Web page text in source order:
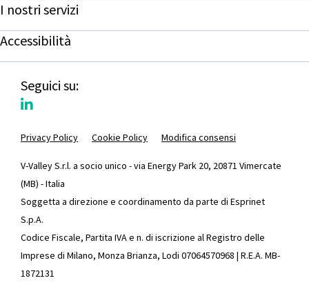
I nostri servizi
Accessibilità
Seguici su:
V-Valley S.r.l. a socio unico - via Energy Park 20, 20871 Vimercate
(MB) - Italia
Soggetta a direzione e coordinamento da parte di Esprinet
S.p.A.
Codice Fiscale, Partita IVA e n. di iscrizione al Registro delle
Imprese di Milano, Monza Brianza, Lodi 07064570968 | R.E.A. MB-
1872131
Privacy Policy Cookie Policy Modifica consensi